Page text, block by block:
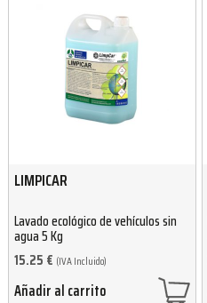
LIMPICAR
Lavado ecológico de vehículos sin
agua 5 Kg
15.25 € (IVA Incluido)
Añadir al carrito